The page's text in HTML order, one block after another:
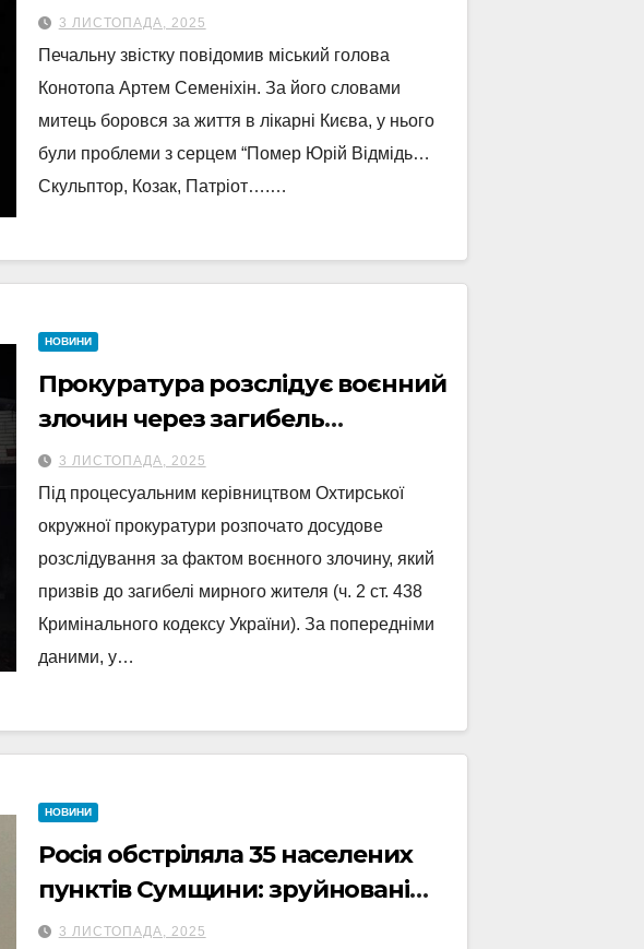
Ведмідь
3 ЛИСТОПАДА, 2025
Печальну звістку повідомив міський голова
Конотопа Артем Семеніхін. За його словами
митець боровся за життя в лікарні Києва, у нього
були проблеми з серцем “Помер Юрій Відмідь…
Скульптор, Козак, Патріот….…
НОВИНИ
Прокуратура розслідує воєнний
злочин через загибель
цивільного у Тростянці
3 ЛИСТОПАДА, 2025
Під процесуальним керівництвом Охтирської
окружної прокуратури розпочато досудове
розслідування за фактом воєнного злочину, який
призвів до загибелі мирного жителя (ч. 2 ст. 438
Кримінального кодексу України). За попередніми
даними, у…
НОВИНИ
Росія обстріляла 35 населених
пунктів Сумщини: зруйновані
будинки, поранені жінки й діти
3 ЛИСТОПАДА, 2025